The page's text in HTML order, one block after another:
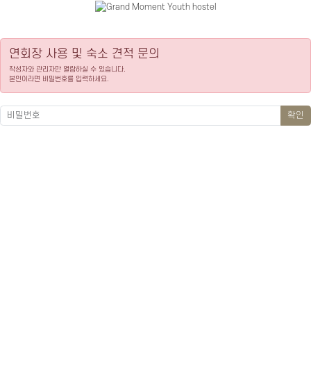
연회장 사용 및 숙소 견적 문의
작성자와 관리자만 열람하실 수 있습니다.
본인이라면 비밀번호를 입력하세요.
확인